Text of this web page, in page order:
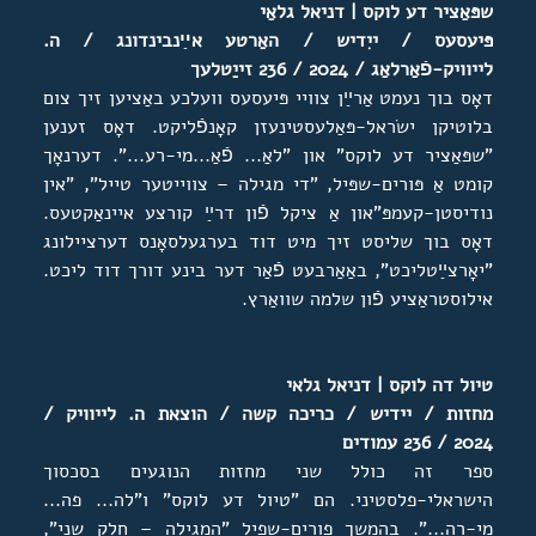
שפּאַציר דע לוקס | דניאל גלאַי
פּיעסעס /ייִדיש / האַרטע אײַנבינדונג / ה.
לייוויק-פֿאַרלאַג / 2024 /
236 זייַטלעך
דאָס בוך נעמט אַרײַן צוויי פּיעסעס וועלכע באַציען זיך צום
בלוטיקן ישׂראל-פּאַלעסטינעזן קאָנפֿליקט. דאָס זענען
"שפּאַציר דע לוקס" און "לאַ... פֿאַ...מי-רע...". דערנאָך
קומט אַ פּורים-שפּּיל, "די מגילה – צווייטער טייל", "אין
נודיסטן-קעמפּ"און אַ ציקל פֿון דרײַ קורצע איינאַקטעס.
דאָס בוך שליסט זיך מיט דוד בערגעלסאָנס דערציילונג
"יאָרצײַטליכט", באַאַרבעט פֿאַר דער בינע דורך דוד ליכט.
אילוסטראַציע פֿון שלמה שוואַרץ.
טיול דה לוקס | דניאל גלאי
מחזות/ יידיש / כריכה קשה / הוצאת ה. לייוויק /
2024
/ 236 עמודים
ספר זה כולל שני מחזות הנוגעים בסכסוך
הישראלי-פלסטיני. הם "טיול דע לוקס" ו"לה... פה...
מי-רה...". בהמשך פורים-שפיל "המגילה – חלק שני",